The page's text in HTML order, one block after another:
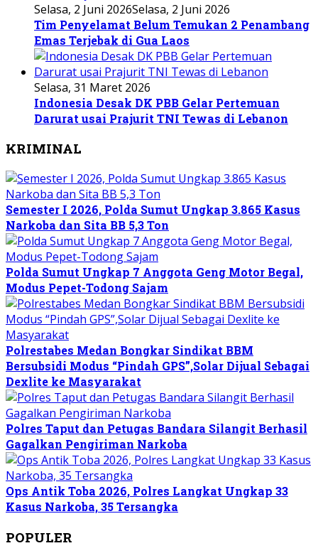
Selasa, 2 Juni 2026Selasa, 2 Juni 2026
Tim Penyelamat Belum Temukan 2 Penambang
Emas Terjebak di Gua Laos
Selasa, 31 Maret 2026
Indonesia Desak DK PBB Gelar Pertemuan
Darurat usai Prajurit TNI Tewas di Lebanon
KRIMINAL
Semester I 2026, Polda Sumut Ungkap 3.865 Kasus
Narkoba dan Sita BB 5,3 Ton
Polda Sumut Ungkap 7 Anggota Geng Motor Begal,
Modus Pepet-Todong Sajam
Polrestabes Medan Bongkar Sindikat BBM
Bersubsidi Modus “Pindah GPS”,Solar Dijual Sebagai
Dexlite ke Masyarakat
Polres Taput dan Petugas Bandara Silangit Berhasil
Gagalkan Pengiriman Narkoba
Ops Antik Toba 2026, Polres Langkat Ungkap 33
Kasus Narkoba, 35 Tersangka
POPULER